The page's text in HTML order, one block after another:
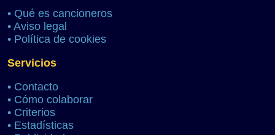
• Qué es cancioneros
• Aviso legal
• Política de cookies
Servicios
• Contacto
• Cómo colaborar
• Criterios
• Estadísticas